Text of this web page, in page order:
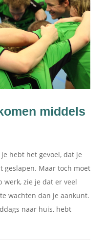
middels
je hebt het gevoel, dat je
geslapen. Maar toch moet
werk, zie je dat er veel
wachten dan je aankunt.
naar huis, hebt